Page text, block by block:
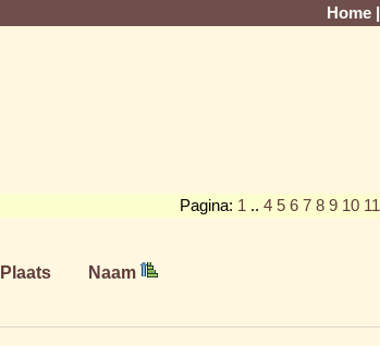
Home
Pagina: 1 .. 4 5 6 7 8 9 10 11
Plaats Naam